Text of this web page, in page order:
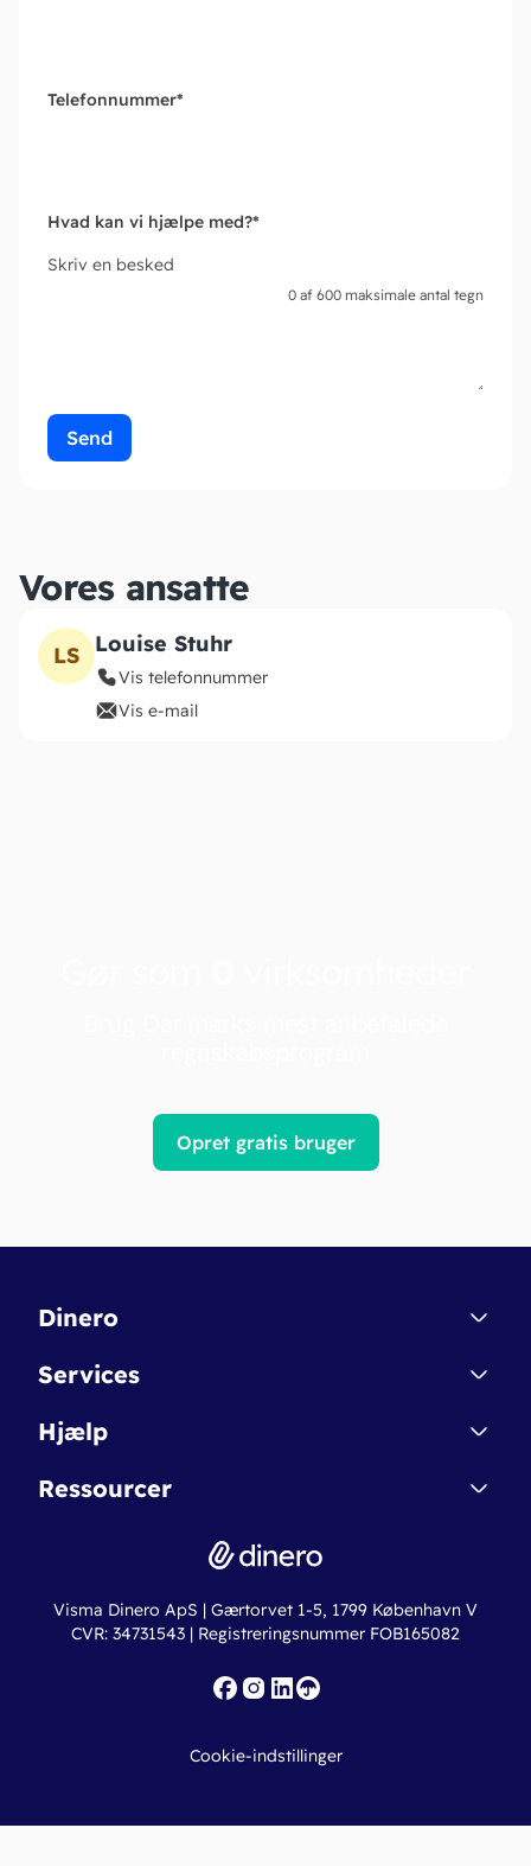
Telefonnummer*
Hvad kan vi hjælpe med?*
Skriv en besked
0 af 600 maksimale antal tegn
Vores ansatte
LS Louise Stuhr
Vis telefonnummer
Vis e-mail
Opret gratis bruger
Dinero
Kontakt
Betingelser & Sikkerhed
Nye funktioner
Services
Dinero Starter
Dinero Pro
Erhvervslån
Fakturaskabeloner
Hjælp
Regnskabsordbogen
Online regnskabskurser
Ressourcer
Ny virksomhed
Iværksætterlegat
Visma Dinero ApS | Gærtorvet 1-5, 1799 København V
CVR: 34731543 | Registreringsnummer FOB165082
Cookie-indstillinger